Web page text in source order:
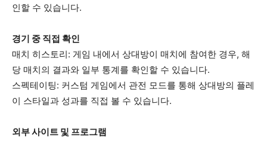
인할 수 있습니다.
경기 중 직접 확인
매치 히스토리: 게임 내에서 상대방이 매치에 참여한 경우, 해
당 매치의 결과와 일부 통계를 확인할 수 있습니다.
스펙테이팅: 커스텀 게임에서 관전 모드를 통해 상대방의 플레
이 스타일과 성과를 직접 볼 수 있습니다.
외부 사이트 및 프로그램